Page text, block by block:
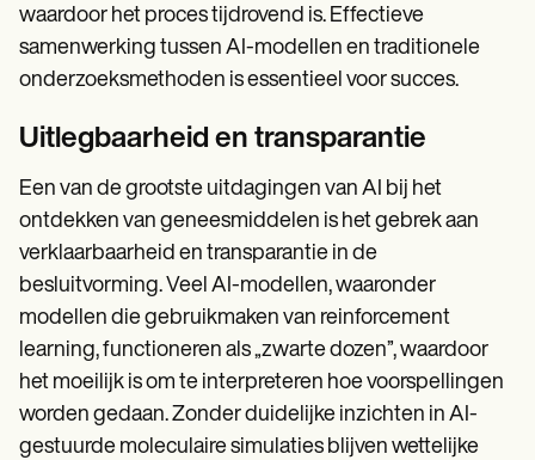
waardoor het proces tijdrovend is. Effectieve
samenwerking tussen AI-modellen en traditionele
onderzoeksmethoden is essentieel voor succes.
Uitlegbaarheid en transparantie
Een van de grootste uitdagingen van AI bij het
ontdekken van geneesmiddelen is het gebrek aan
verklaarbaarheid en transparantie in de
besluitvorming. Veel AI-modellen, waaronder
modellen die gebruikmaken van reinforcement
learning, functioneren als „zwarte dozen”, waardoor
het moeilijk is om te interpreteren hoe voorspellingen
worden gedaan. Zonder duidelijke inzichten in AI-
gestuurde moleculaire simulaties blijven wettelijke